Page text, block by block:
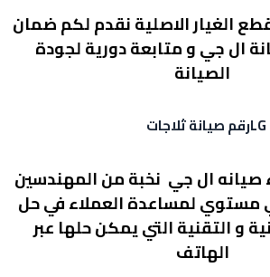
الغيار الاصلية نقدم لكم ضمان
ال جي و متابعة دورية لجودة
الصيانة
LGرقم صيانة ثلاجات
صيانه ال جي نخبة من المهندسين
مستوي لمساعدة العملاء في حل
و التقنية التي يمكن حلها عبر
الهاتف